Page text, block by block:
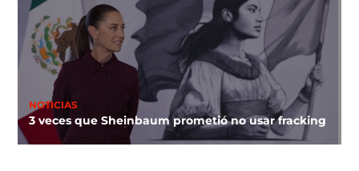
NOTICIAS
3 veces que Sheinbaum prometió no usar fracking